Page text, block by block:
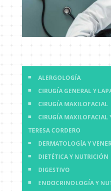
ALERGOLOGÍA
CIRUGÍA GENERAL Y
CIRUGÍA MAXILOFACIAL
CIRUGÍA MAXILOFACIAL
TERESA CORDERO
DERMATOLOGÍA Y
DIETÉTICA Y NUTRICIÓN
DIGESTIVO
ENDOCRINOLOGÍA Y